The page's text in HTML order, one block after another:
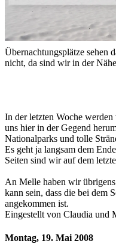
Übernachtungsplätze sehen
nicht, da sind wir in der
In der letzten Woche
uns hier in der Gegend
Nationalparks und tolle
Es geht ja langsam dem
Seiten sind wir auf dem
An Melle haben wir
kann sein, dass die bei dem
angekommen ist.
Eingestellt von Claudia und
Montag, 19. Mai 2008